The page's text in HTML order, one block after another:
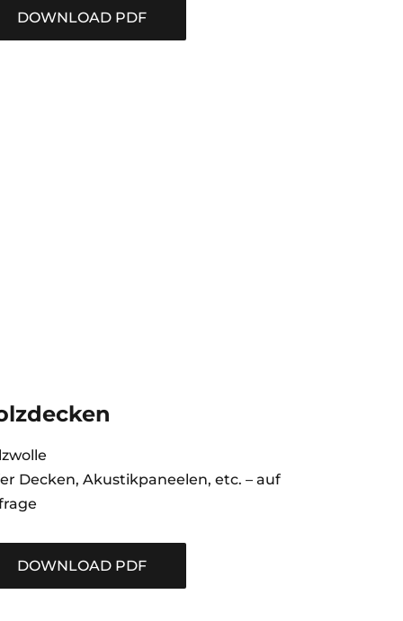
DOWNLOAD PDF
Decken, Akustikpaneelen, etc. – auf
DOWNLOAD PDF